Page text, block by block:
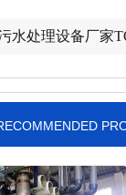
水处理设备厂家